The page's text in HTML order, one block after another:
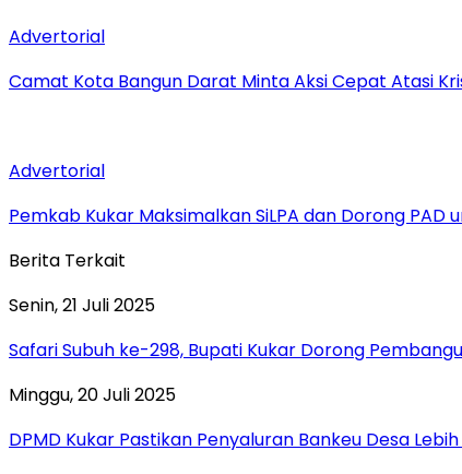
Advertorial
Camat Kota Bangun Darat Minta Aksi Cepat Atasi
Advertorial
Pemkab Kukar Maksimalkan SiLPA dan Dorong PAD
Berita Terkait
Senin, 21 Juli 2025
Safari Subuh ke-298, Bupati Kukar Dorong
Minggu, 20 Juli 2025
DPMD Kukar Pastikan Penyaluran Bankeu Desa